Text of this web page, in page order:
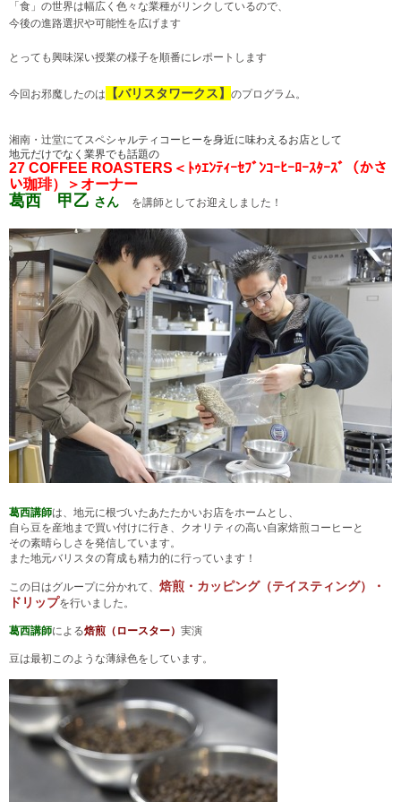
「食」の世界は幅広く色々な業種がリンクしているので、
今後の進路選択や可能性を広げます
とっても興味深い授業の様子を順番にレポートします
今回お邪魔したのは 【バリスタワークス】 のプログラム。
湘南・辻堂にてスペシャルティコーヒーを身近に味わえるお店として
地元だけでなく業界でも話題の
27 COFFEE ROASTERS＜ﾄｩｴﾝﾃｨｰｾﾌﾞﾝｺｰﾋｰﾛｰｽﾀｰｽﾞ（かさ
い珈琲）＞オーナー
葛西 甲乙 さん を講師としてお迎えしました！
葛西講師は、地元に根づいたあたたかいお店をホームとし、
自ら豆を産地まで買い付けに行き、 クオリティの高い自家焙煎コーヒーと
その素晴らしさを発信しています。
また地元バリスタの育成も精力的に行っています！
この日はグループに分かれて、 焙煎・カッピング（テイスティング）・
ドリップを行いました。
葛西講師による焙煎（ロースター） 実演
豆は最初このような薄緑色をしています。